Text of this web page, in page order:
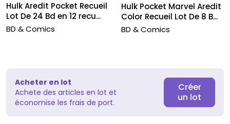
Hulk Aredit Pocket Recueil
Lot De 24 Bd en 12 recu...
BD & Comics
Hulk Pocket Marvel Aredit
Color Recueil Lot De 8 B...
BD & Comics
Acheter en lot
Achete des articles en lot et
économise les frais de port.
Créer
un lot